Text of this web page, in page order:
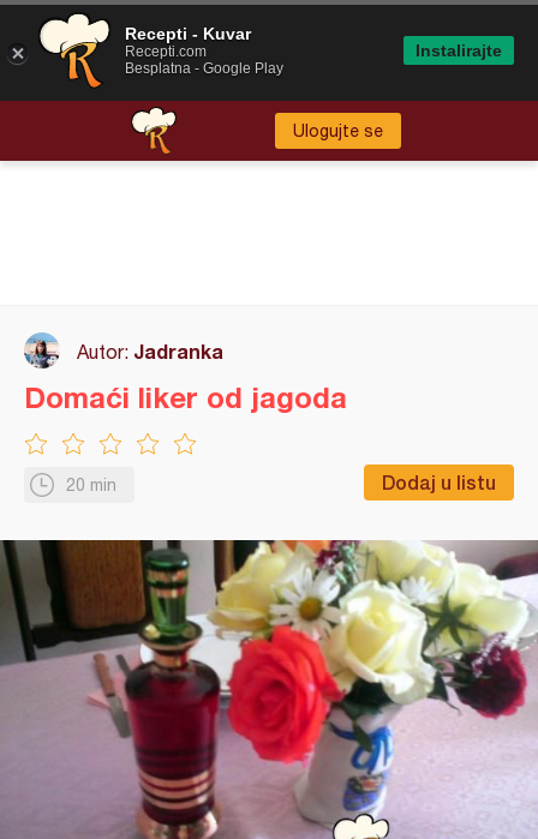
Ulogujte se
Autor: Jadranka
20 min Dodaj u listu
Domaći liker od jagoda
Recepti - Kuvar
Recepti.com
Besplatna - Google Play
Instalirajte